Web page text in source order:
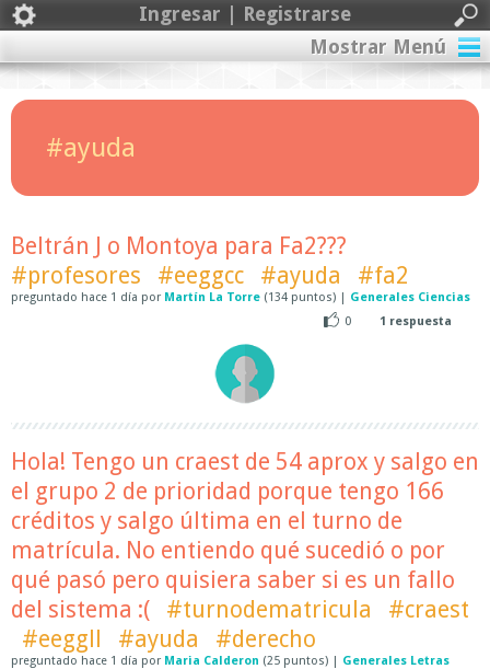
Ingresar | Registrarse
Mostrar Menú
#ayuda
Beltrán J o Montoya para Fa2???
#profesores
#eeggcc #ayuda #fa2
preguntado hace 1 día por Martín La Torre (134 puntos) | Generales Ciencias
0
1 respuesta
Hola! Tengo un craest de 54 aprox y salgo en
el grupo 2 de prioridad porque tengo 166
créditos y salgo última en el turno de
matrícula. No entiendo qué sucedió o por
qué pasó pero quisiera saber si es un fallo
del sistema :(
#turnodematricula
#craest
#eeggll
#ayuda #derecho
preguntado hace 1 día por Maria Calderon (25 puntos) | Generales Letras